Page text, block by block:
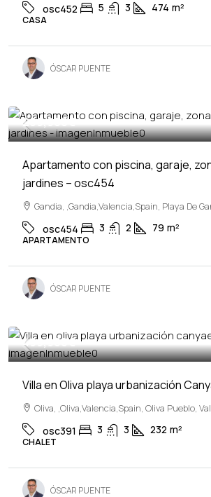
osc452 5 3 474 m²
CASA
ÓSCAR PUENTE
269,900€
Apartamento con piscina, garaje,
jardines – osc454
Gandia, ,Gandia,Valencia,Spain, Playa De
osc454 3 2 79 m²
APARTAMENTO
ÓSCAR PUENTE
499,900€
Villa en Oliva playa urbanización
Oliva, ,Oliva,Valencia,Spain, Oliva Pueblo,
osc391 3 3 232 m²
CHALET
ÓSCAR PUENTE